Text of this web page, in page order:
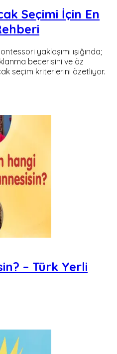
Seçimi İçin En
yaklaşımı ışığında;
becerisini ve öz
seçim kriterlerini özetliyor.
– Türk Yerli